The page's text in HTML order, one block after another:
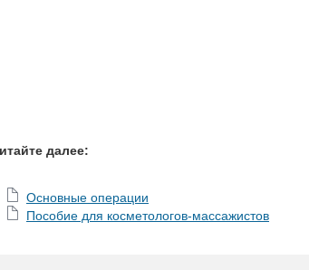
далее:
Основные операции
Пособие для косметологов-массажистов